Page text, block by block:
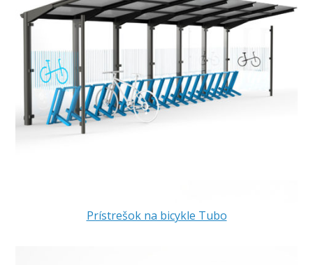
Prístrešok na bicykle Tubo